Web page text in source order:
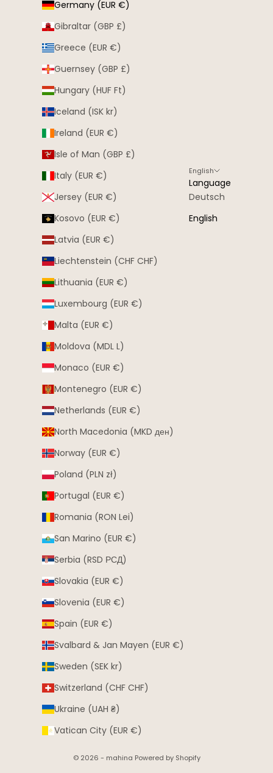
Germany (EUR €)
Gibraltar (GBP £)
Greece (EUR €)
Guernsey (GBP £)
Hungary (HUF Ft)
Iceland (ISK kr)
Ireland (EUR €)
Isle of Man (GBP £)
Italy (EUR €)
Jersey (EUR €)
Kosovo (EUR €)
Latvia (EUR €)
Liechtenstein (CHF CHF)
Lithuania (EUR €)
Luxembourg (EUR €)
Malta (EUR €)
Moldova (MDL L)
Monaco (EUR €)
Montenegro (EUR €)
Netherlands (EUR €)
North Macedonia (MKD ден)
Norway (EUR €)
Poland (PLN zł)
Portugal (EUR €)
Romania (RON Lei)
San Marino (EUR €)
Serbia (RSD РСД)
Slovakia (EUR €)
Slovenia (EUR €)
Spain (EUR €)
Svalbard & Jan Mayen (EUR €)
Sweden (SEK kr)
Switzerland (CHF CHF)
Ukraine (UAH ₴)
Vatican City (EUR €)
English
Language
Deutsch
English
© 2026 - mahina Powered by Shopify